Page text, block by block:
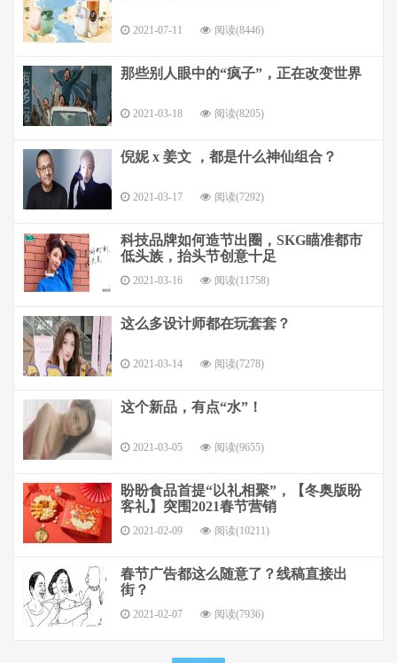
2021-07-11 阅读(8446)
那些别人眼中的“疯子”，正在改变世界
2021-03-18 阅读(8205)
倪妮 x 姜文 ，都是什么神仙组合？
2021-03-17 阅读(7292)
科技品牌如何造节出圈，SKG瞄准都市
低头族，抬头节创意十足
2021-03-16 阅读(11758)
这么多设计师都在玩套套？
2021-03-14 阅读(7278)
这个新品，有点“水”！
2021-03-05 阅读(9655)
盼盼食品首提“以礼相聚”，【冬奥版盼
客礼】突围2021春节营销
2021-02-09 阅读(10211)
春节广告都这么随意了？线稿直接出
街？
2021-02-07 阅读(7936)